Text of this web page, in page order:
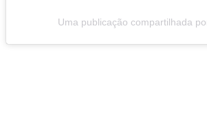
Uma publicação compartilhada